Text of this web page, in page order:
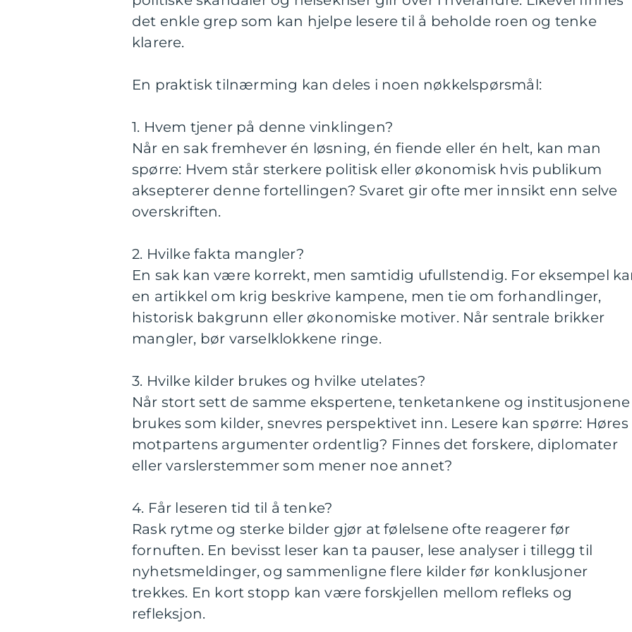
det enkle grep som kan hjelpe lesere til å beholde roen og tenke
klarere.
En praktisk tilnærming kan deles i noen nøkkelspørsmål:
1. Hvem tjener på denne vinklingen?
Når en sak fremhever én løsning, én fiende eller én helt, kan man
spørre: Hvem står sterkere politisk eller økonomisk hvis publikum
aksepterer denne fortellingen? Svaret gir ofte mer innsikt enn selve
overskriften.
2. Hvilke fakta mangler?
En sak kan være korrekt, men samtidig ufullstendig. For eksempel
en artikkel om krig beskrive kampene, men tie om forhandlinger,
historisk bakgrunn eller økonomiske motiver. Når sentrale brikker
mangler, bør varselklokkene ringe.
3. Hvilke kilder brukes og hvilke utelates?
Når stort sett de samme ekspertene, tenketankene og institusjonene
brukes som kilder, snevres perspektivet inn. Lesere kan spørre: Høres
motpartens argumenter ordentlig? Finnes det forskere, diplomater
eller varslerstemmer som mener noe annet?
4. Får leseren tid til å tenke?
Rask rytme og sterke bilder gjør at følelsene ofte reagerer før
fornuften. En bevisst leser kan ta pauser, lese analyser i tillegg til
nyhetsmeldinger, og sammenligne flere kilder før konklusjoner
trekkes. En kort stopp kan være forskjellen mellom refleks og
refleksjon.